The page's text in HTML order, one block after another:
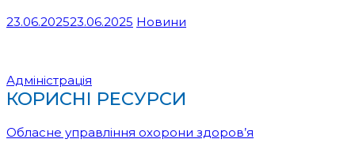
23.06.202523.06.2025 Новини
Адміністрація
КОРИСНІ РЕСУРСИ
Обласне управління охорони здоров’я